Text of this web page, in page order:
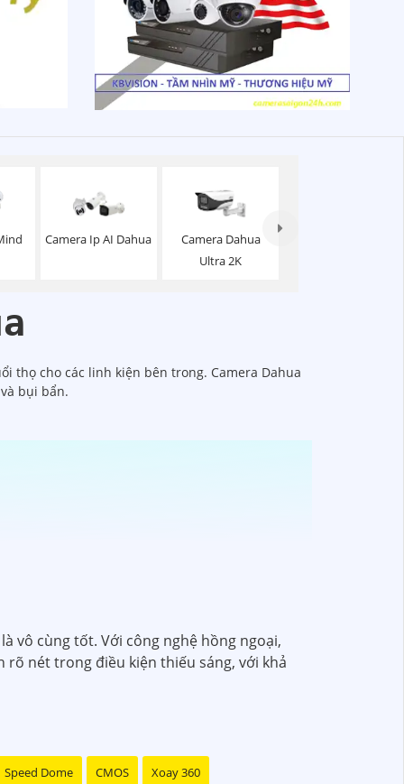
Camera Ip AI Dahua
Camera Dahua
Ultra 2K
thọ cho các linh kiện bên trong. Camera Dahua
bụi bẩn.
vô cùng tốt. Với công nghệ hồng ngoại,
nét trong điều kiện thiếu sáng, với khả
Speed Dome CMOS Xoay 360